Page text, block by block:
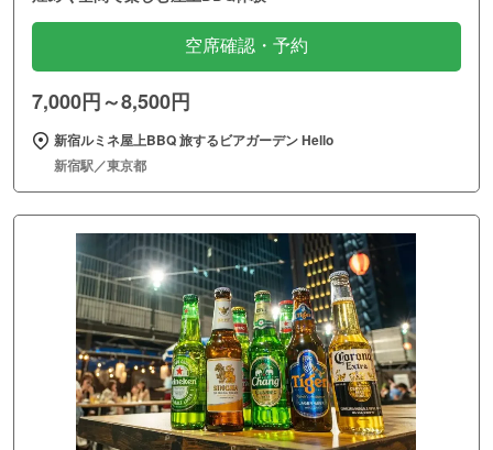
空席確認・予約
7,000円～8,500円
新宿ルミネ屋上BBQ 旅するビアガーデン Hello
新宿駅／東京都